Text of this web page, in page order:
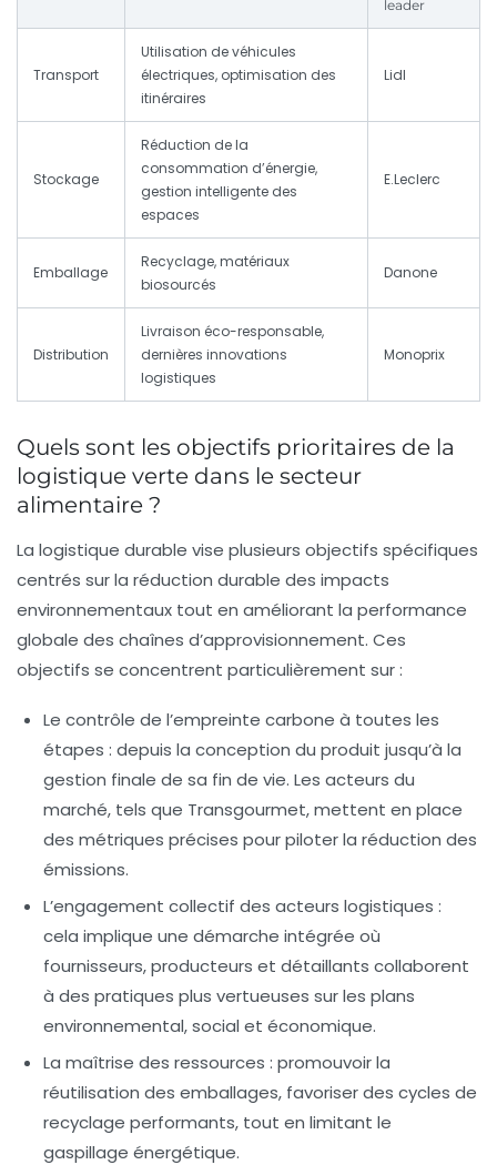
leader
Transport
Utilisation de véhicules
électriques, optimisation des
itinéraires
Lidl
Stockage
Réduction de la
consommation d’énergie,
gestion intelligente des
espaces
E.Leclerc
Emballage
Recyclage, matériaux
biosourcés
Danone
Distribution
Livraison éco-responsable,
dernières innovations
logistiques
Monoprix
Quels sont les objectifs prioritaires de la
logistique verte dans le secteur
alimentaire ?
La logistique durable vise plusieurs objectifs spécifiques
centrés sur la réduction durable des impacts
environnementaux tout en améliorant la performance
globale des chaînes d’approvisionnement. Ces
objectifs se concentrent particulièrement sur :
Le contrôle de l’empreinte carbone à toutes les
étapes : depuis la conception du produit jusqu’à la
gestion finale de sa fin de vie. Les acteurs du
marché, tels que Transgourmet, mettent en place
des métriques précises pour piloter la réduction des
émissions.
L’engagement collectif des acteurs logistiques :
cela implique une démarche intégrée où
fournisseurs, producteurs et détaillants collaborent
à des pratiques plus vertueuses sur les plans
environnemental, social et économique.
La maîtrise des ressources : promouvoir la
réutilisation des emballages, favoriser des cycles de
recyclage performants, tout en limitant le
gaspillage énergétique.